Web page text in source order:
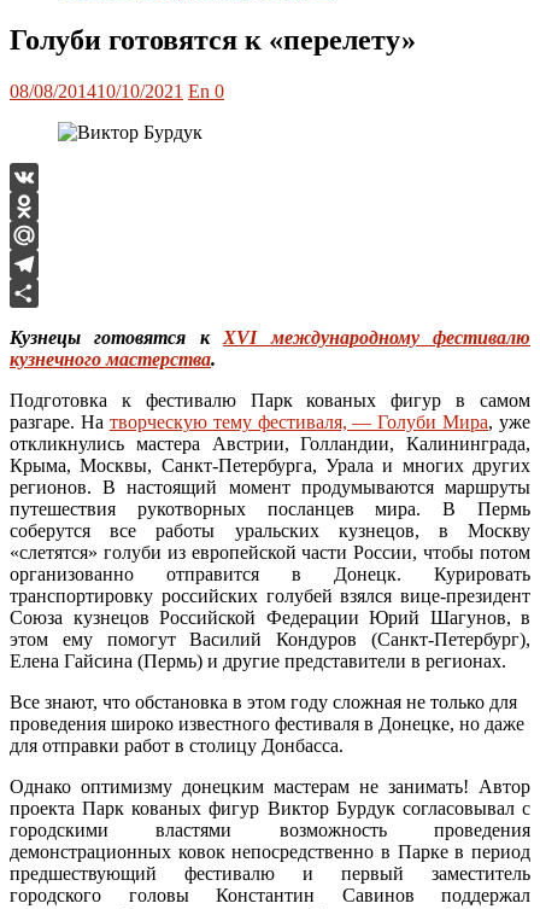
Голуби готовятся к «перелету»
Опубликовано
08/08/201410/10/2021 Автор
En 0
VK
Odnoklassniki
Mail.Ru
Telegram
Кузнецы готовятся к XVI международному фестивалю
кузнечного мастерства.
Подготовка к фестивалю Парк кованых фигур в самом
разгаре. На творческую тему фестиваля, — Голуби Мира, уже
откликнулись мастера Австрии, Голландии, Калининграда,
Крыма, Москвы, Санкт-Петербурга, Урала и многих других
регионов. В настоящий момент продумываются маршруты
путешествия рукотворных посланцев мира. В Пермь
соберутся все работы уральских кузнецов, в Москву
«слетятся» голуби из европейской части России, чтобы потом
организованно отправится в Донецк. Курировать
транспортировку российских голубей взялся вице-президент
Союза кузнецов Российской Федерации Юрий Шагунов, в
этом ему помогут Василий Кондуров (Санкт-Петербург),
Елена Гайсина (Пермь) и другие представители в регионах.
Все знают, что обстановка в этом году сложная не только для
проведения широко известного фестиваля в Донецке, но даже
для отправки работ в столицу Донбасса.
Однако оптимизму донецким мастерам не занимать! Автор
проекта Парк кованых фигур Виктор Бурдук согласовывал с
городскими властями возможность проведения
демонстрационных ковок непосредственно в Парке в период
предшествующий фестивалю и первый заместитель
городского головы Константин Савинов поддержал